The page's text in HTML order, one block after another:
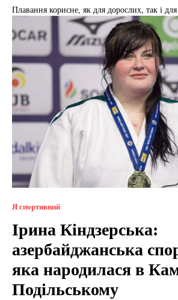
Плавання корисне, як для дорослих, так і для
Я спортивний
Ірина Кіндзерська:
азербайджанська
яка народилася в
Подільському